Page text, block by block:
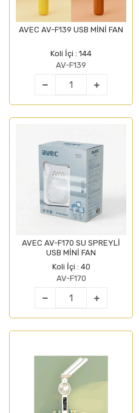
AVEC AV-F139 USB MİNİ FAN
Koli İçi : 144
AV-F139
AVEC AV-F170 SU SPREYLİ
USB MİNİ FAN
Koli İçi : 40
AV-F170